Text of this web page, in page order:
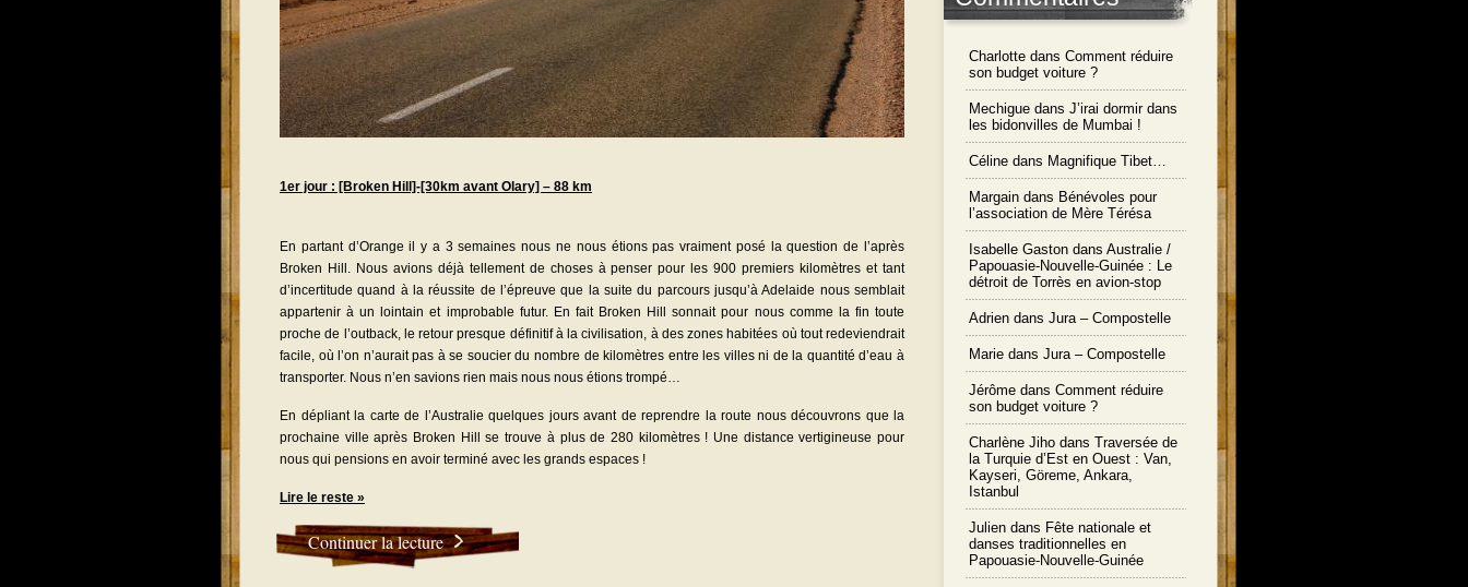
1er jour : [Broken Hill]-[30km avant Olary] – 88 km
.
En partant d’Orange il y a 3 semaines nous ne nous étions pas vraiment posé la question de l’après
Broken Hill. Nous avions déjà tellement de choses à penser pour les 900 premiers kilomètres et tant
d’incertitude quand à la réussite de l’épreuve que la suite du parcours jusqu’à Adelaide nous semblait
appartenir à un lointain et improbable futur. En fait Broken Hill sonnait pour nous comme la fin toute
proche de l’outback, le retour presque définitif à la civilisation, à des zones habitées où tout redeviendrait
facile, où l’on n’aurait pas à se soucier du nombre de kilomètres entre les villes ni de la quantité d’eau à
transporter. Nous n’en savions rien mais nous nous étions trompé…
En dépliant la carte de l’Australie quelques jours avant de reprendre la route nous découvrons que la
prochaine ville après Broken Hill se trouve à plus de 280 kilomètres ! Une distance vertigineuse pour
nous qui pensions en avoir terminé avec les grands espaces !
Lire le reste »
Continuer la lecture
Charlotte dans Comment réduire
son budget voiture ?
Mechigue dans J’irai dormir dans
les bidonvilles de Mumbai !
Céline dans Magnifique Tibet…
Margain dans Bénévoles pour
l’association de Mère Térésa
Isabelle Gaston dans Australie /
Papouasie-Nouvelle-Guinée : Le
détroit de Torrès en avion-stop
Adrien dans Jura – Compostelle
Marie dans Jura – Compostelle
Jérôme dans Comment réduire
son budget voiture ?
Charlène Jiho dans Traversée de
la Turquie d’Est en Ouest : Van,
Kayseri, Göreme, Ankara,
Istanbul
Julien dans Fête nationale et
danses traditionnelles en
Papouasie-Nouvelle-Guinée